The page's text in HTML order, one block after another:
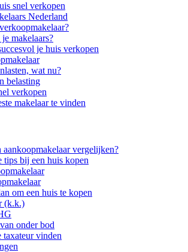
snel verkopen
Nederland
makelaars?
je huis verkopen
wat nu?
belasting
verkopen
makelaar te vinden
aankoopmakelaar vergelijken?
tips bij een huis kopen
om een huis te kopen
(k.k.)
onder bod
taxateur vinden